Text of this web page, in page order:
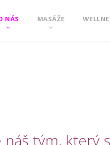
NÁS MASÁŽE
tým, který